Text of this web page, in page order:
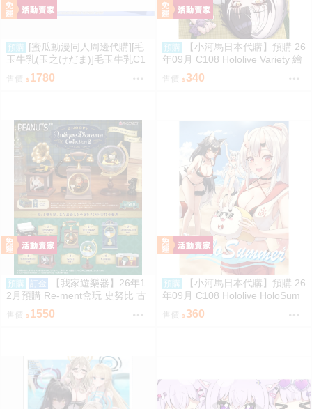
預購
[蜜瓜動漫同人周邊代購][毛
玉牛乳(玉之けだま)]毛玉牛乳C1
08新刊セット(同人誌)
售價 1780
預購
【小河馬日本代購】預購 26
年09月 C108 Hololive Variety 繪
師:Syun
售價 340
預購 訂金
【我家遊樂器】26年1
2月預購 Re-ment盒玩 史努比 古
董立體場景2
售價 1550
預購
【小河馬日本代購】預購 26
年09月 C108 Hololive HoloSum
mer 繪師:李神の落書き場
售價 360